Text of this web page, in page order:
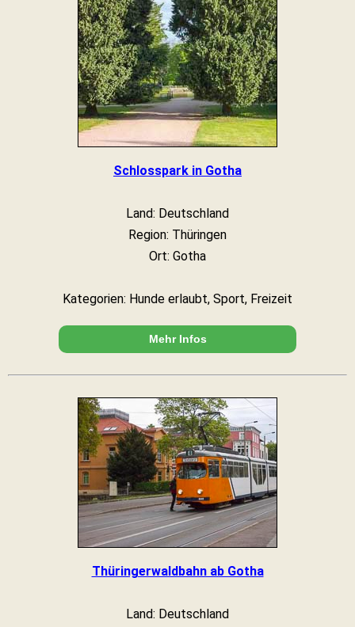
Schlosspark in Gotha
Land: Deutschland
Region: Thüringen
Ort: Gotha
Kategorien: Hunde erlaubt, Sport, Freizeit
Mehr Infos
Thüringerwaldbahn ab Gotha
Land: Deutschland